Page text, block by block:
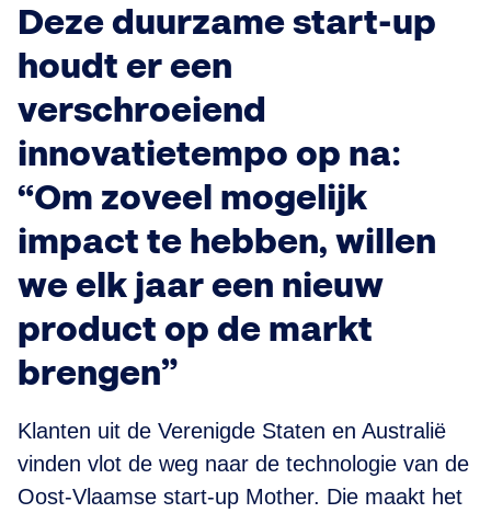
Deze duurzame start-up
houdt er een
verschroeiend
innovatietempo op na:
“Om zoveel mogelijk
impact te hebben, willen
we elk jaar een nieuw
product op de markt
brengen”
Klanten uit de Verenigde Staten en Australië
vinden vlot de weg naar de technologie van de
Oost-Vlaamse start-up Mother. Die maakt het